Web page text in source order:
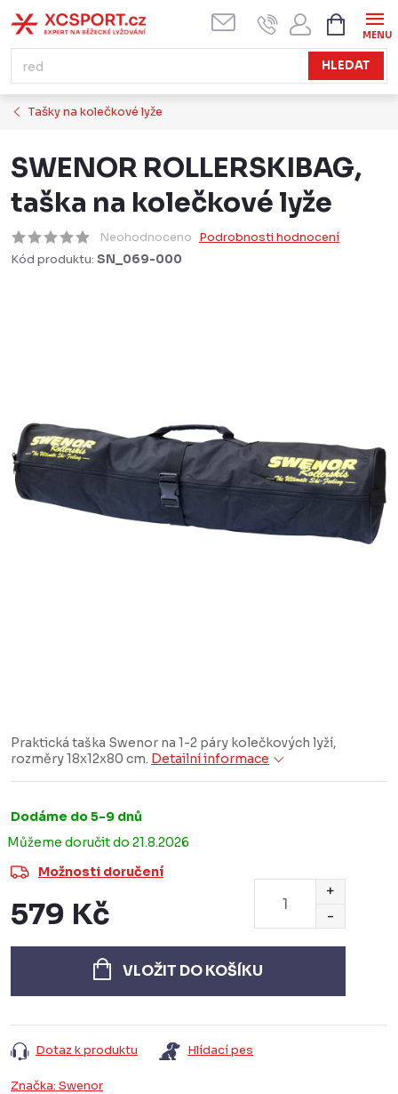
na
obsah
HLEDAT
KOŠÍK
Tašky na kolečkové lyže
SWENOR ROLLERSKIBAG,
taška na kolečkové lyže
Neohodnoceno Podrobnosti hodnocení
Kód produktu: SN_069-000
Praktická taška Swenor na 1-2 páry kolečkových lyží,
rozměry 18x12x80 cm. Detailní informace
Dodáme do 5-9 dnů
21.8.2026
Možnosti doručení
579 Kč
cena:
VLOŽIT DO KOŠÍKU
Dotaz k produktu Hlídací pes
Značka: Swenor